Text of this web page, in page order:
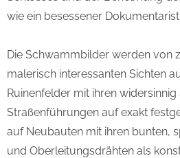
wie ein besessener
Die Schwammbilder werden von
malerisch interessanten Sichten
Ruinenfelder mit ihren
Straßenführungen auf exakt
auf Neubauten mit ihren bunten,
und Oberleitungsdrähten als